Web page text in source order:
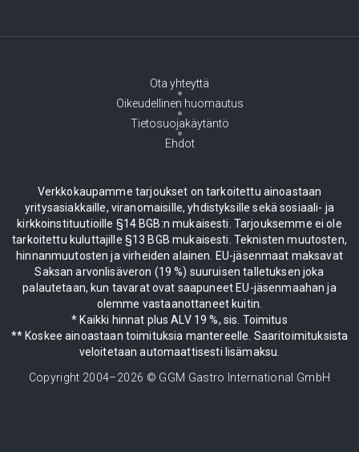
Ota yhteyttä
Oikeudellinen huomautus
Tietosuojakäytäntö
Ehdot
Verkkokaupamme tarjoukset on tarkoitettu ainoastaan
yritysasiakkaille, viranomaisille, yhdistyksille sekä sosiaali- ja
kirkkoinstituutioille §14 BGB:n mukaisesti. Tarjouksemme ei ole
tarkoitettu kuluttajille §13 BGB mukaisesti. Teknisten muutosten,
hinnanmuutosten ja virheiden alainen. EU-jäsenmaat maksavat
Saksan arvonlisäveron (19 %) suuruisen talletuksen joka
palautetaan, kun tavarat ovat saapuneet EU-jäsenmaahan ja
olemme vastaanottaneet kuitin.
* Kaikki hinnat plus ALV 19 %, sis. Toimitus
** Koskee ainoastaan toimituksia mantereelle. Saaritoimituksista
veloitetaan automaattisesti lisämaksu.
Copyright 2004–2026 © GGM Gastro International GmbH